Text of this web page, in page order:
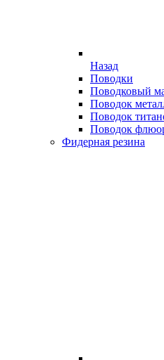
Назад
Поводки
Поводковый
Поводок
Поводок
Поводок
Фидерная резина